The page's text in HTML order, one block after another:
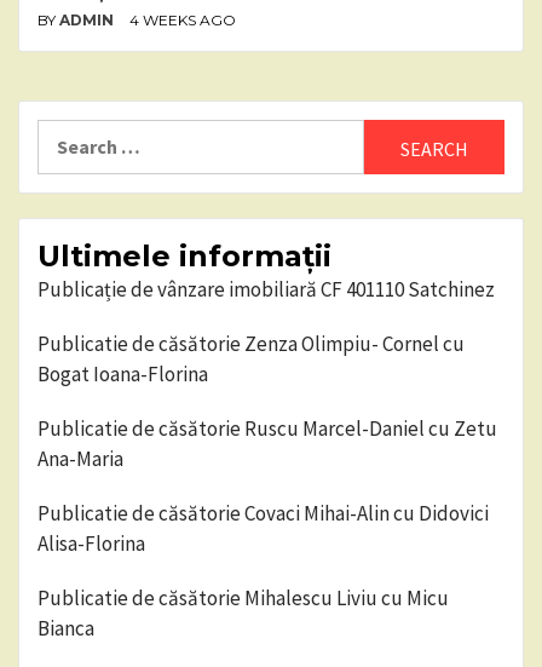
BY ADMIN 4 WEEKS AGO
Ultimele informații
Publicație de vânzare imobiliară CF 401110 Satchinez
Publicatie de căsătorie Zenza Olimpiu- Cornel cu
Bogat Ioana-Florina
Publicatie de căsătorie Ruscu Marcel-Daniel cu Zetu
Ana-Maria
Publicatie de căsătorie Covaci Mihai-Alin cu Didovici
Alisa-Florina
Publicatie de căsătorie Mihalescu Liviu cu Micu
Bianca